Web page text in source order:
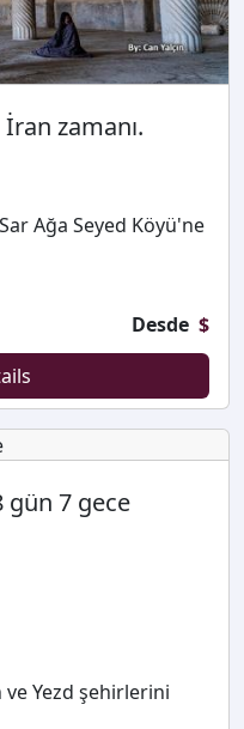
zamanı.
Ağa Seyed Köyü'ne
Desde $
7 gece
Yezd şehirlerini